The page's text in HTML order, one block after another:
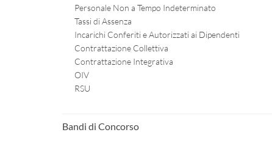
Personale Non a Tempo Indeterminato
Tassi di Assenza
Incarichi Conferiti e Autorizzati ai Dipendenti
Contrattazione Collettiva
Contrattazione Integrativa
OIV
RSU
Bandi di Concorso